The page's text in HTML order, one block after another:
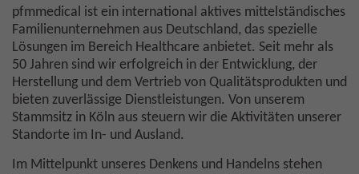
Der Schutz Ihrer Daten ist uns wichtig. Mit einem Klick
erlauben Sie uns, Daten mit Dritt-Anbieter-Servern
auszutauschen und können das Video abspielen.
pfmmedical ist ein international aktives mittelständisches
Familienunternehmen aus Deutschland, das spezielle
Lösungen im Bereich Healthcare anbietet. Seit mehr als
50 Jahren sind wir erfolgreich in der Entwicklung, der
Herstellung und dem Vertrieb von Qualitätsprodukten und
bieten zuverlässige Dienstleistungen. Von unserem
Stammsitz in Köln aus steuern wir die Aktivitäten unserer
Standorte im In- und Ausland.
Im Mittelpunkt unseres Denkens und Handelns stehen